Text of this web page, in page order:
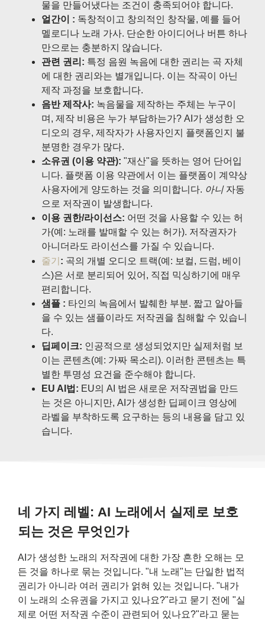
물을 만들어냈다는 조건이 충족되어야 합니다.
얼간이 : 독창적이고 창의적인 창작물, 예를 들어
멜로디나 노래 가사. 단순한 아이디어나 버튼 하나
만으로는 충분하지 않습니다.
관련 권리: 특정 음원 녹음에 대한 권리는 곡 자체
에 대한 권리와는 별개입니다. 이는 작곡이 아닌
제작 과정을 보호합니다.
음반 제작사: 녹음물을 제작하는 주체는 누구이
며, 제작 비용은 누가 부담하는가? AI가 생성한 오
디오의 경우, 제작자가 사용자인지 플랫폼인지 불
분명한 경우가 많다.
소유권 (이용 약관): "재산"을 뜻하는 영어 단어입
니다. 플랫폼 이용 약관에서 이는 플랫폼이 계약상
사용자에게 양도하는 것을 의미합니다. 아니자동
으로 저작권이 발생합니다.
이용 권한/라이선스: 어떤 것을 사용할 수 있는 허
가(예: 노래를 발매할 수 있는 허가). 저작권자가
아니더라도 라이선스를 가질 수 있습니다.
줄기 : 곡의 개별 오디오 트랙(예: 보컬, 드럼, 베이
스)은 서로 분리되어 있어, 직접 믹싱하기에 매우
편리합니다.
샘플 : 타인의 녹음에서 발췌한 부분. 짧고 알아들
을 수 있는 샘플이라도 저작권을 침해할 수 있습니
다.
딥페이크: 인공적으로 생성되었지만 실제처럼 보
이는 콘텐츠(예: 가짜 목소리). 이러한 콘텐츠는 특
별한 투명성 요건을 준수해야 합니다.
EU AI법: EU의 AI 법은 새로운 저작권법을 만드
는 것은 아니지만, AI가 생성한 딥페이크 영상에
라벨을 부착하도록 요구하는 등의 내용을 담고 있
습니다.
네 가지 레벨: AI 노래에서 실제로 보호
되는 것은 무엇인가
AI가 생성한 노래의 저작권에 대한 가장 흔한 오해는 모
든 것을 하나로 묶는 것입니다. "내 노래"는 단일한 법적
권리가 아니라 여러 권리가 얽혀 있는 것입니다. "내가
이 노래의 소유권을 가지고 있나요?"라고 묻기 전에 "실
제로 어떤 저작권 수준이 관련되어 있나요?"라고 묻는